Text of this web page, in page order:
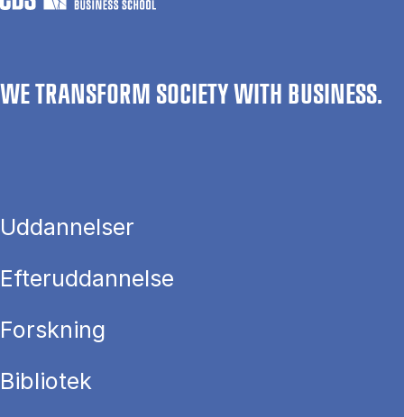
WE TRANSFORM SOCIETY WITH BUSINESS.
Uddannelser
Efteruddannelse
Forskning
Bibliotek